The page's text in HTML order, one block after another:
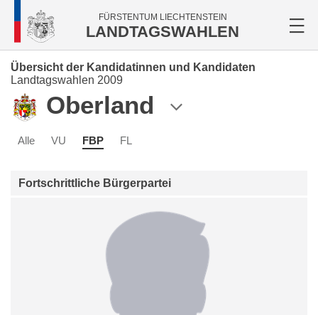
FÜRSTENTUM LIECHTENSTEIN
LANDTAGSWAHLEN
Übersicht der Kandidatinnen und Kandidaten
Landtagswahlen 2009
Oberland
Alle VU FBP FL
Fortschrittliche Bürgerpartei